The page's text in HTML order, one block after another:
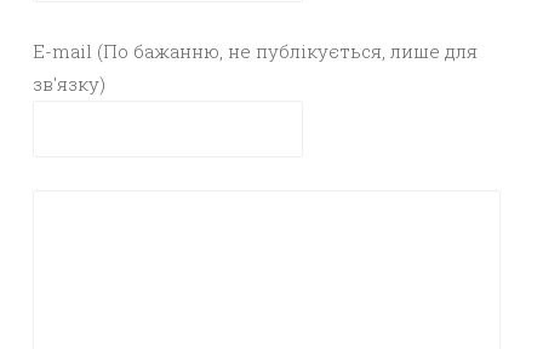
E-mail (По бажанню, не публікується, лише для
зв'язку)